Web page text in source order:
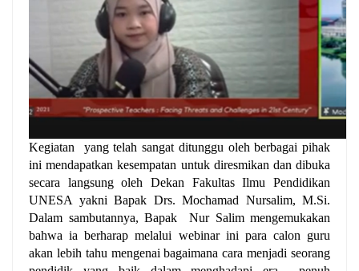
Kegiatan yang telah sangat ditunggu oleh berbagai pihak
ini mendapatkan kesempatan untuk diresmikan dan dibuka
secara langsung oleh Dekan Fakultas Ilmu Pendidikan
UNESA yakni Bapak Drs. Mochamad Nursalim, M.Si.
Dalam sambutannya, Bapak Nur Salim mengemukakan
bahwa ia berharap melalui webinar ini para calon guru
akan lebih tahu mengenai bagaimana cara menjadi seorang